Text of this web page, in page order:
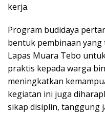
kerja.
Program budidaya
bentuk pembinaan
Lapas Muara Tebo
praktis kepada warga
meningkatkan
kegiatan ini juga
sikap disiplin, tanggung